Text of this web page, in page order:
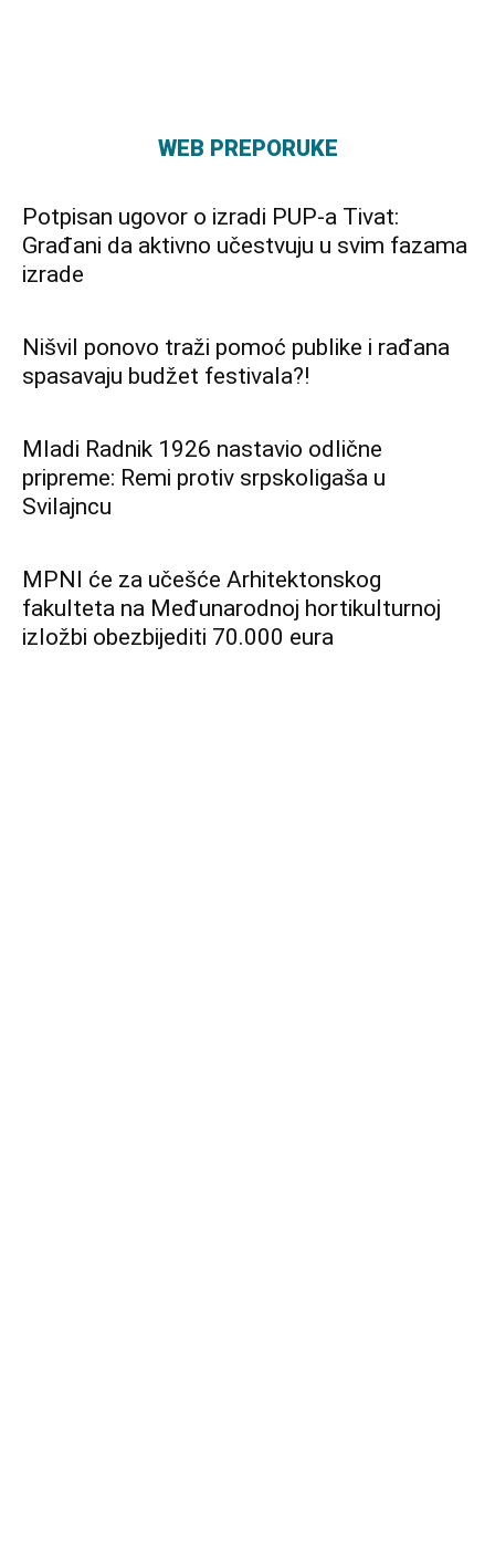
WEB PREPORUKE
Potpisan ugovor o izradi PUP-a Tivat:
Građani da aktivno učestvuju u svim fazama
izrade
Nišvil ponovo traži pomoć publike i rađana
spasavaju budžet festivala?!
Mladi Radnik 1926 nastavio odlične
pripreme: Remi protiv srpskoligaša u
Svilajncu
MPNI će za učešće Arhitektonskog
fakulteta na Međunarodnoj hortikulturnoj
izložbi obezbijediti 70.000 eura